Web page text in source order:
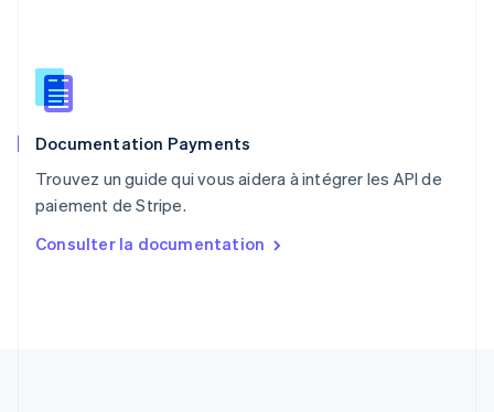
Documentation Payments
Trouvez un guide qui vous aidera à intégrer les API de
paiement de Stripe.
Consulter la documentation
English
Roumanie
Royaume-Uni
Singapour
English 简体中文
English